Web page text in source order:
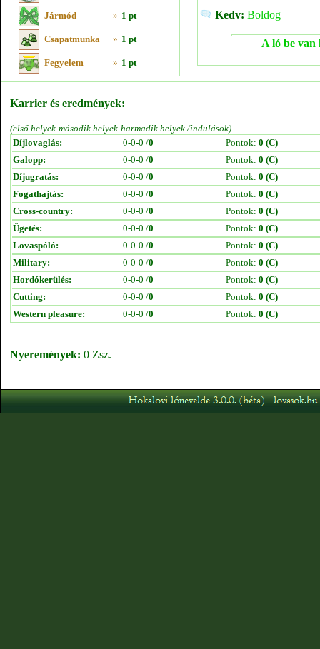
Jármód » 1 pt
Csapatmunka » 1 pt
Fegyelem » 1 pt
Kedv: Boldog
A ló be van
Karrier és eredmények:
(első helyek-második helyek-harmadik helyek /indulások)
Díjlovaglás:
0-0-0 /0 Pontok: 0 (C)
Galopp:
0-0-0 /0 Pontok: 0 (C)
Díjugratás:
0-0-0 /0 Pontok: 0 (C)
Fogathajtás:
0-0-0 /0 Pontok: 0 (C)
Cross-country:
0-0-0 /0 Pontok: 0 (C)
Ügetés:
0-0-0 /0 Pontok: 0 (C)
Lovaspóló:
0-0-0 /0 Pontok: 0 (C)
Military:
0-0-0 /0 Pontok: 0 (C)
Hordókerülés:
0-0-0 /0 Pontok: 0 (C)
Cutting:
0-0-0 /0 Pontok: 0 (C)
Western pleasure:
0-0-0 /0 Pontok: 0 (C)
Nyeremények: 0 Zsz.